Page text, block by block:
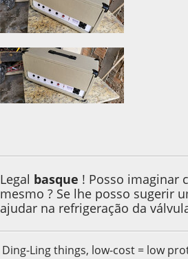
Legal basque ! Posso imaginar
mesmo ? Se lhe posso sugerir
ajudar na refrigeração da
Ding-Ling things, low-cost = low